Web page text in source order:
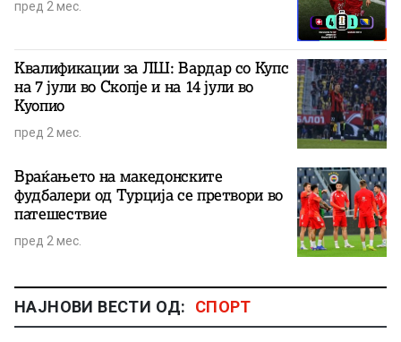
пред 2 мес.
Квалификации за ЛШ: Вардар со Купс
на 7 јули во Скопје и на 14 јули во
Куопио
пред 2 мес.
Враќањето на македонските
фудбалери од Турција се претвори во
патешествие
пред 2 мес.
НАЈНОВИ ВЕСТИ ОД: СПОРТ